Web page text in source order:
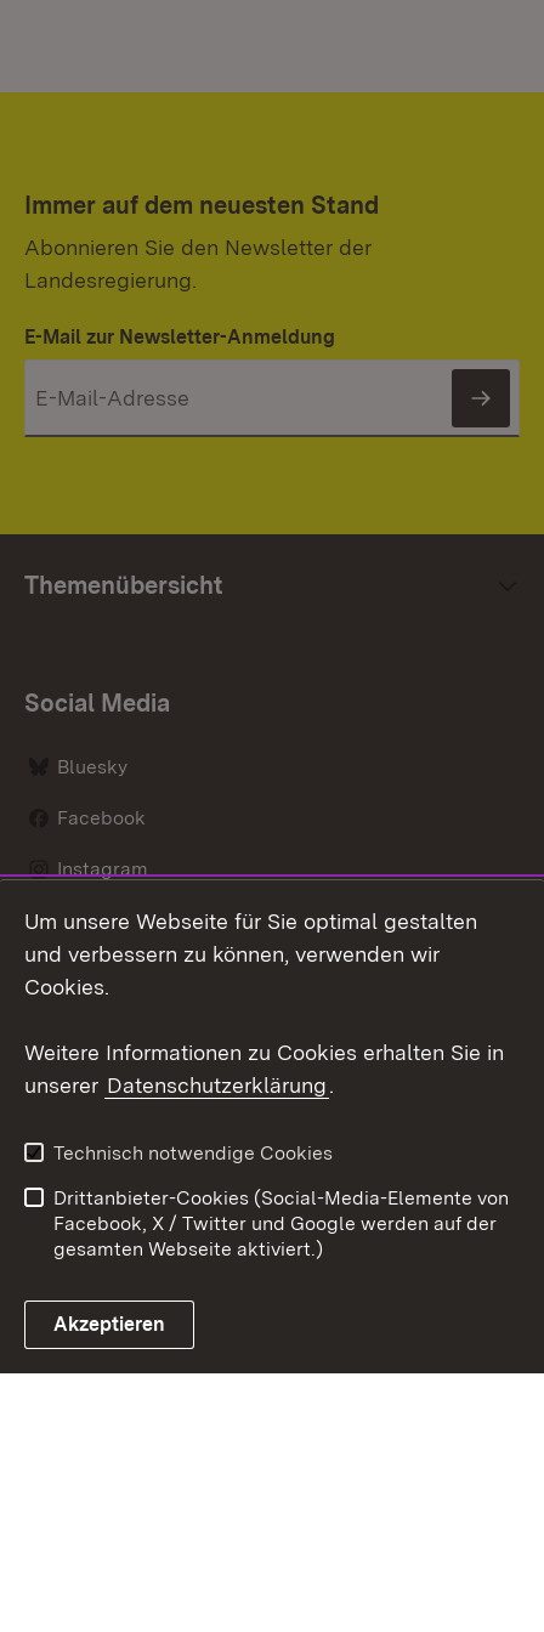
Immer auf dem neuesten Stand
Abonnieren Sie den Newsletter der
Landesregierung.
E-Mail zur Newsletter-Anmeldung
Themenübersicht
Social Media
Bluesky
Facebook
Instagram
LinkedIn
Link zum Landesportal
Datenschutz
Barrierefreiheit
Impressum
Cookies
Um unsere Webseite für Sie optimal gestalten
und verbessern zu können, verwenden wir
Cookies.
Weitere Informationen zu Cookies erhalten Sie in
unserer Datenschutzerklärung.
Technisch notwendige Cookies
Drittanbieter-Cookies (Social-Media-Elemente von
Facebook, X / Twitter und Google werden auf der
gesamten Webseite aktiviert.)
Akzeptieren